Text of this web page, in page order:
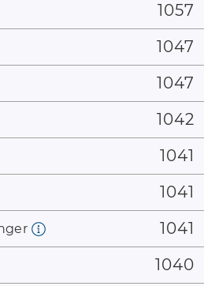
1057
1047
1047
1042
1041
1041
1041
1040